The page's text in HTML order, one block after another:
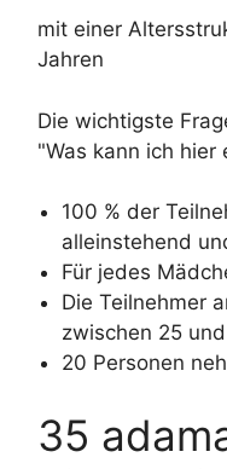
mit einer
Jahren
Die wichtigste
"Was kann ich hier
100 % der
alleinstehend
Für jedes
Die Teilnehmer
zwischen 25
20 Personen
35